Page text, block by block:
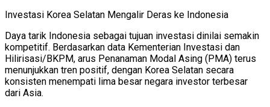
Investasi Korea Selatan Mengalir Deras ke Indonesia
Daya tarik Indonesia sebagai tujuan investasi dinilai semakin
kompetitif. Berdasarkan data Kementerian Investasi dan
Hilirisasi/BKPM, arus Penanaman Modal Asing (PMA) terus
menunjukkan tren positif, dengan Korea Selatan secara
konsisten menempati lima besar negara investor terbesar
dari Asia.